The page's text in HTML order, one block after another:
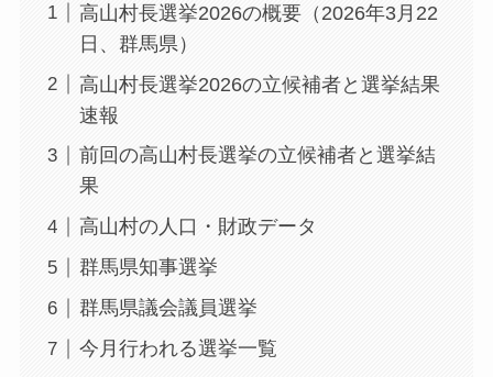
高山村長選挙2026の概要（2026年3月22
日、群馬県）
高山村長選挙2026の立候補者と選挙結果
速報
前回の高山村長選挙の立候補者と選挙結
果
高山村の人口・財政データ
群馬県知事選挙
群馬県議会議員選挙
今月行われる選挙一覧